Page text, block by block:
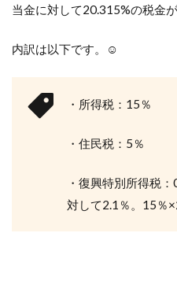
当金に対して20.315%の税金が
内訳は以下です。☺︎
・所得税：15％
・住民税：5％
・復興特別所得税
対して2.1％。15％